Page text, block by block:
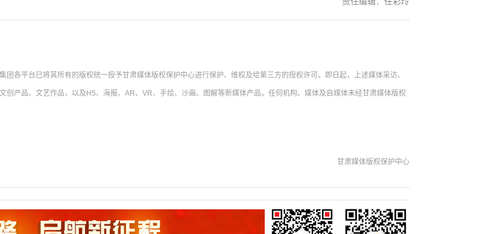
各平台已将其所有的版权统一授予甘肃媒体版权保护中心进行保护、维权及给第三方的授权许可。即日起，上述媒体采访、
产品、文艺作品，以及H5、海报、AR、VR、手绘、沙画、图解等新媒体产品，任何机构、媒体及自媒体未经甘肃媒体版权
甘肃媒体版权保护中心